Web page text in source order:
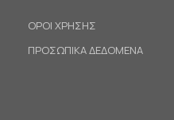
ΟΡΟΙ ΧΡΗΣΗΣ
ΠΡΟΣΩΠΙΚΑ ΔΕΔΟΜΕΝΑ